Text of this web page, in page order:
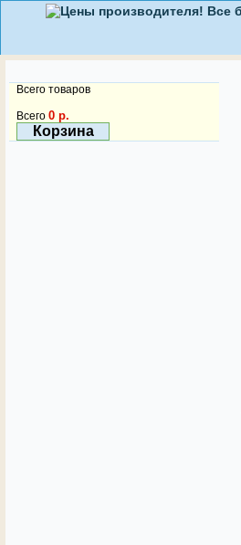
Всего товаров
Всего 0 р.
Корзина